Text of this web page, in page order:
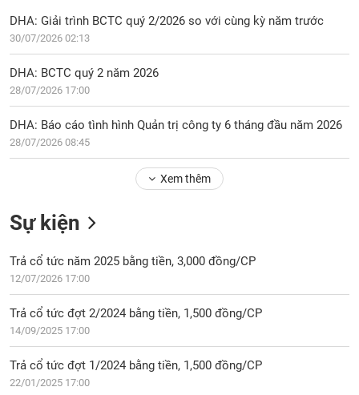
phiếu
chi
tiết
Tổng
quan
Tài
Phân
tích
thuật
Hồ
sơ
doanh
DHA: Giải trình BCTC quý 2/2026 so với cùng kỳ năm trước
30/07/2026 02:13
DHA: BCTC quý 2 năm 2026
28/07/2026 17:00
DHA: Báo cáo tình hình Quản trị công ty 6 tháng đầu năm 2026
28/07/2026 08:45
Xem thêm
Sự kiện
Trả cổ tức năm 2025 bằng tiền, 3,000 đồng/CP
12/07/2026 17:00
Trả cổ tức đợt 2/2024 bằng tiền, 1,500 đồng/CP
14/09/2025 17:00
Trả cổ tức đợt 1/2024 bằng tiền, 1,500 đồng/CP
22/01/2025 17:00
Ngành
(-)
VS-
NĂNG
LƯỢNG
VẬT
LIỆU